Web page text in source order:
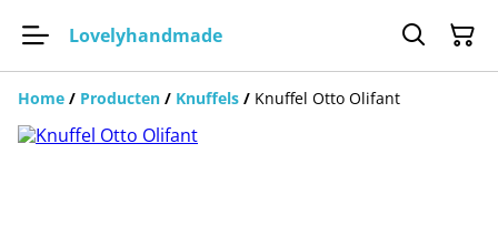
Lovelyhandmade
Home / Producten / Knuffels / Knuffel Otto Olifant